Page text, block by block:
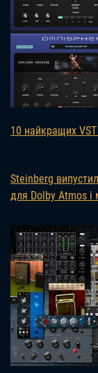
10 найкращих VST
Steinberg
для Dolby Atmos